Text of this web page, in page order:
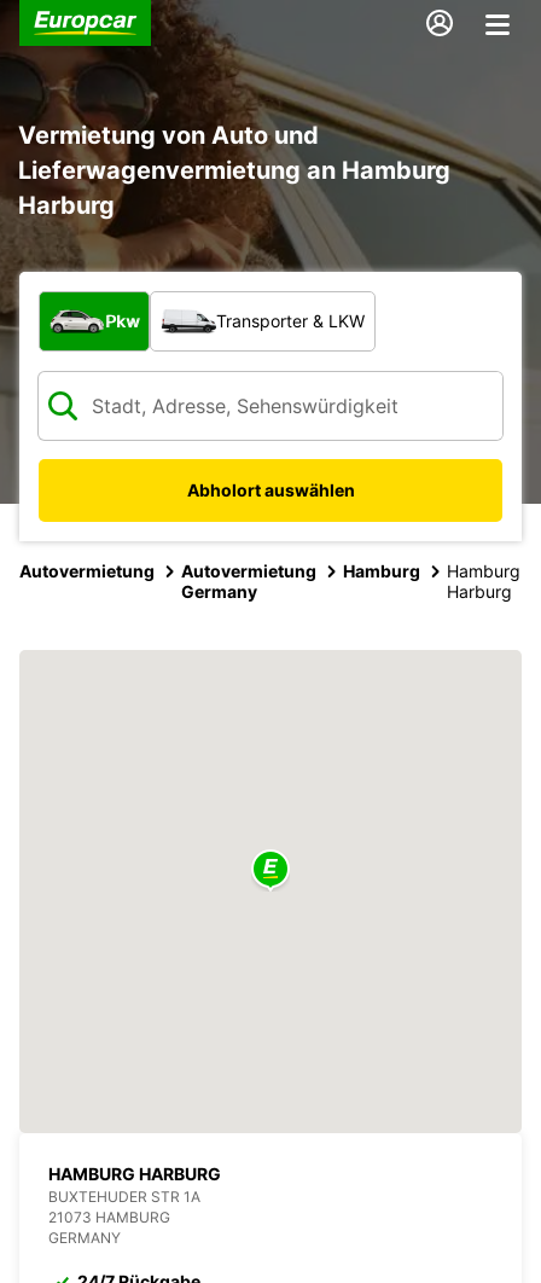
Vermietung von Auto und
Lieferwagenvermietung an Hamburg
Harburg
Welche Art von Fahrzeug?
Pkw Transporter & LKW
Abholort auswählen
Autovermietung
Autovermietung
Germany
Hamburg
Hamburg
Harburg
HAMBURG HARBURG
BUXTEHUDER STR 1A
21073 HAMBURG
GERMANY